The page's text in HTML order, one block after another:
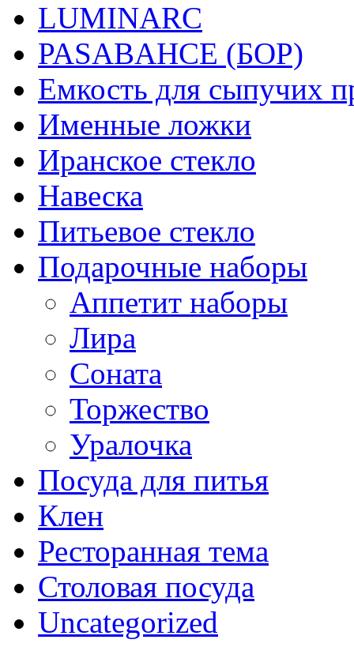
LUMINARC
PASABAHCE (БОР)
Емкость для сыпучих
Именные ложки
Иранское стекло
Навеска
Питьевое стекло
Подарочные наборы
Аппетит наборы
Лира
Соната
Торжество
Уралочка
Посуда для питья
Клен
Ресторанная тема
Столовая посуда
Uncategorized